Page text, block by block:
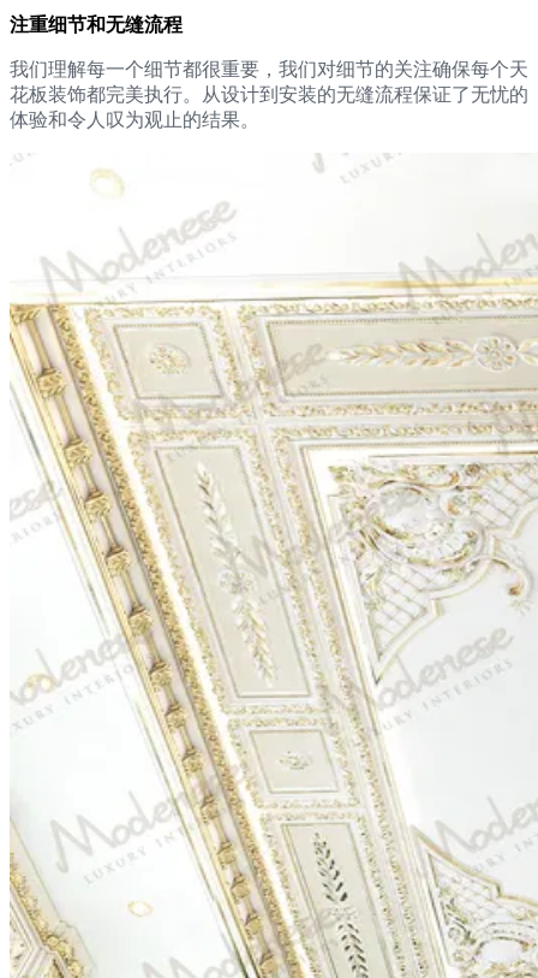
注重细节和无缝流程
我们理解每一个细节都很重要，我们对细节的关注确保每个天
花板装饰都完美执行。从设计到安装的无缝流程保证了无忧的
体验和令人叹为观止的结果。